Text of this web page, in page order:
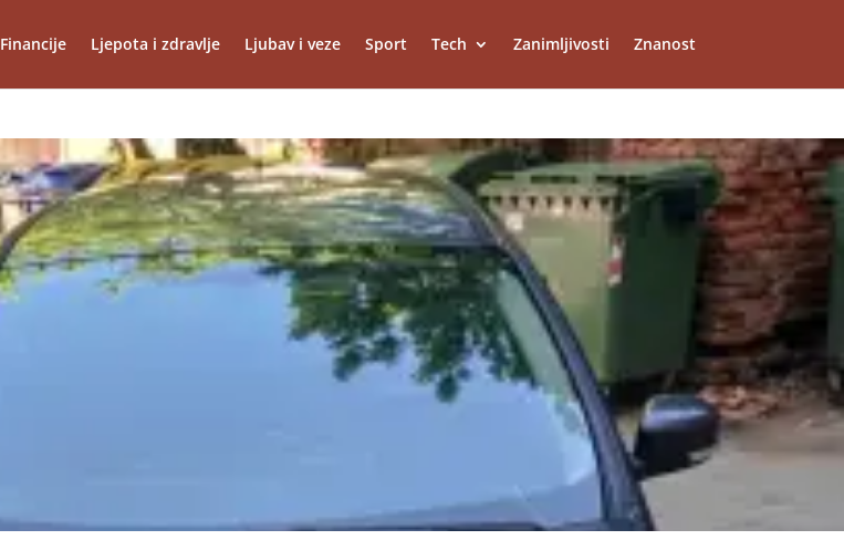
Financije Ljepota i zdravlje Ljubav i veze Sport Tech Zanimljivosti Znanost